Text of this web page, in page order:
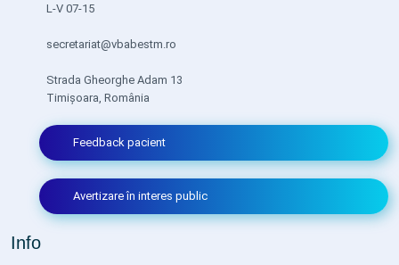
L-V 07-15
secretariat@vbabestm.ro
Strada Gheorghe Adam 13
Timișoara, România
Feedback pacient
Avertizare în interes public
Info